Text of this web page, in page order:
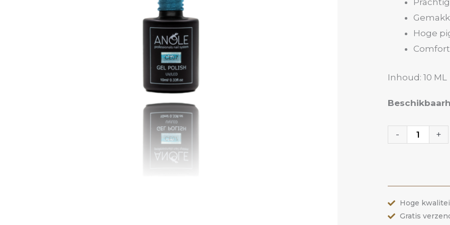
Hoge
Inhoud: 10 ML
-
Gelpolish
Cat
+
Hoge
Gratis